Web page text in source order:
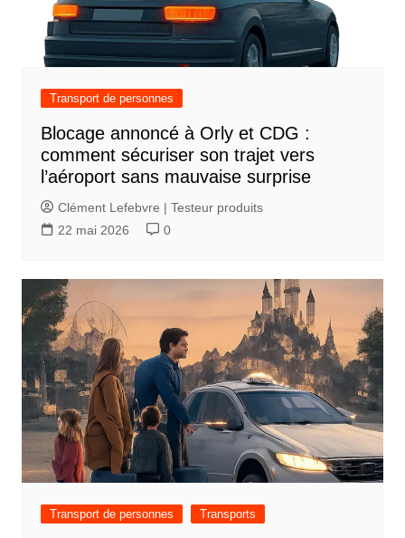
i
c
e
Transport de personnes
Blocage annoncé à Orly et CDG :
comment sécuriser son trajet vers
l’aéroport sans mauvaise surprise
Clément Lefebvre | Testeur produits
22 mai 2026
0
Transport de personnes Transports